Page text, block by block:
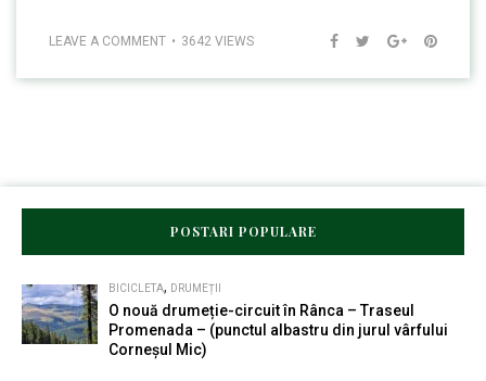
LEAVE A COMMENT 3642 VIEWS
POSTARI POPULARE
BICICLETA, DRUMEȚII
O nouă drumeție-circuit în Rânca – Traseul
Promenada – (punctul albastru din jurul vârfului
Corneșul Mic)